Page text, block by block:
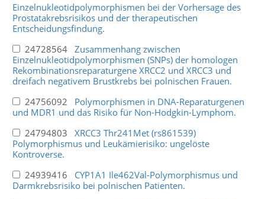
Einzelnukleotidpolymorphismen bei der Vorhersage des
Prostatakrebsrisikos und der therapeutischen
Entscheidungsfindung.
24728564 Zusammenhang zwischen
Einzelnukleotidpolymorphismen (SNPs) der homologen
Rekombinationsreparaturgene XRCC2 und XRCC3 und
dreifach negativem Brustkrebs bei polnischen Frauen.
24756092 Polymorphismen in DNA-Reparaturgenen
und MDR1 und das Risiko für Non-Hodgkin-Lymphom.
24794803 XRCC3 Thr241Met (rs861539)
Polymorphismus und Leukämierisiko: ungelöste
Kontroverse.
24939416 CYP1A1 Ile462Val-Polymorphismus und
Darmkrebsrisiko bei polnischen Patienten.